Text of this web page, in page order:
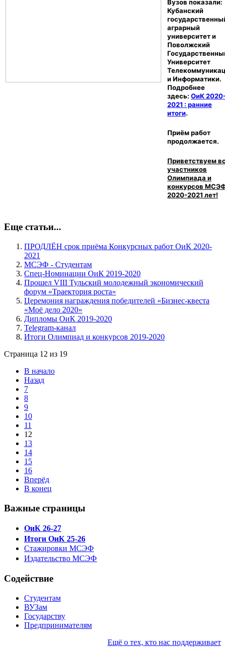
Вузов показали:
Кубанский
аграрный
университет и
Поволжский
Университет
и Информатики.
Подробнее
здесь: ОиК
2021 : ранние
итоги.
Приём работ
продолжается.
Приветствуем
участников
Олимпиада и
конкурсов
2020-2021 лет!
Еще статьи...
ПРОДЛЁН срок приёма Конкурсных работ ОиК 2020-
2021
МСЭФ - Студентам
Спец-Номинации ОиК 2019-2020
Прошел VIII Тульский молодежный экономический
форум «Траектория роста»
Церемония награждения победителей «Бизнес-квеста
«Моё дело 2020»
Дипломы ОиК 2019-2020
Telegram-канал
Итоги Олимпиад и конкурсов 2019-2020
Страница 12 из 19
В начало
Назад
7
8
9
10
11
12
13
14
15
16
Вперёд
В конец
Важные страницы
ОиК 26-27
Итоги ОиК 25-26
Стажировки МСЭФ
Издательство МСЭФ
Содействие
Студентам
ВУЗам
Государству
Предпринимателям
Ещё о тех, кто нас поддерживает